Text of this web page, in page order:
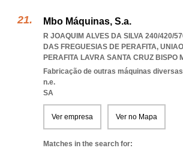
Mbo Máquinas, S.a.
R JOAQUIM ALVES DA SILVA 240/420/
DAS FREGUESIAS DE PERAFITA,
PERAFITA LAVRA SANTA CRUZ BISPO
Fabricação de outras máquinas
n.e.
SA
Ver empresa Ver no Mapa
Matches in the search for: